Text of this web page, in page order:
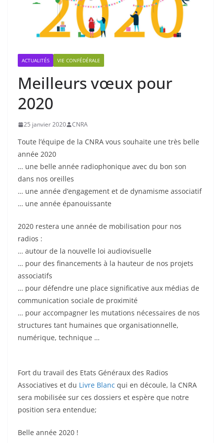
ACTUALITÉS VIE CONFÉDÉRALE
Meilleurs vœux pour
2020
25 janvier 2020 CNRA
Toute l’équipe de la CNRA vous souhaite une très belle
année 2020
… une belle année radiophonique avec du bon son
dans nos oreilles
… une année d’engagement et de dynamisme associatif
… une année épanouissante
2020 restera une année de mobilisation pour nos
radios :
… autour de la nouvelle loi audiovisuelle
… pour des financements à la hauteur de nos projets
associatifs
… pour défendre une place significative aux médias de
communication sociale de proximité
… pour accompagner les mutations nécessaires de nos
structures tant humaines que organisationnelle,
numérique, technique …
Fort du travail des Etats Généraux des Radios
Associatives et du Livre Blanc qui en découle, la CNRA
sera mobilisée sur ces dossiers et espère que notre
position sera entendue;
Belle année 2020 !